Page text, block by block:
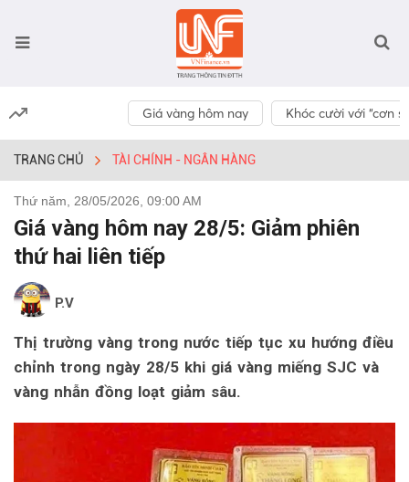
Giá vàng hôm nay Khóc cười với “cơn
TRANG CHỦ TÀI CHÍNH - NGÂN HÀNG
Thứ năm, 28/05/2026, 09:00 AM
Giá vàng hôm nay 28/5: Giảm phiên
thứ hai liên tiếp
P.V
Thị trường vàng trong nước tiếp tục xu hướng điều
chỉnh trong ngày 28/5 khi giá vàng miếng SJC và
vàng nhẫn đồng loạt giảm sâu.